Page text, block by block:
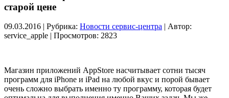
старой цене
09.03.2016 | Рубрика: Новости сервис-центра | Автор:
service_apple | Просмотров: 2823
Магазин приложений AppStore насчитывает сотни тысяч
программ для iPhone и iPad на любой вкус и порой бывает
очень сложно выбрать именно ту программу, которая будет